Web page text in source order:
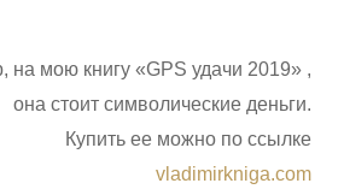
на мою книгу «GPS удачи 2019» ,
она стоит символические деньги.
Купить ее можно по ссылке
vladimirkniga.com